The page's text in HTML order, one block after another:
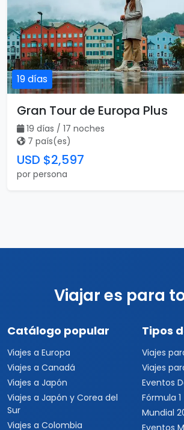
USD $2,497
por persona
19 días
Destacado
USD $2,597
Viajar es para
Catálogo popular Tipos